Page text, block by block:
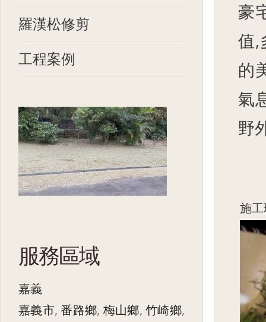
豪
值,
的
氣
野
施
羅漢松修剪
工程案例
服務區域
嘉義
嘉義市,番路鄉, 梅山鄉,竹崎鄉,